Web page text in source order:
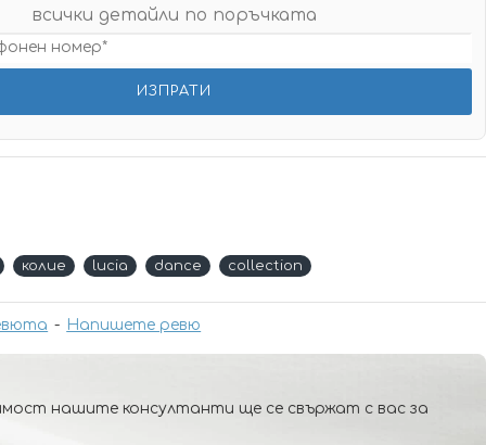
- Напишете ревю
всички детайли по поръчката
колие lucia dance collection
нашите консултанти ще се свържат с вас за